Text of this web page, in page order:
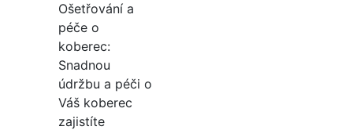
Ošetřování a
péče o
koberec:
Snadnou
údržbu a péči o
Váš koberec
zajistíte